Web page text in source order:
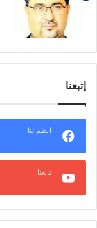
إتبعنا
انظم لنا
تابعنا